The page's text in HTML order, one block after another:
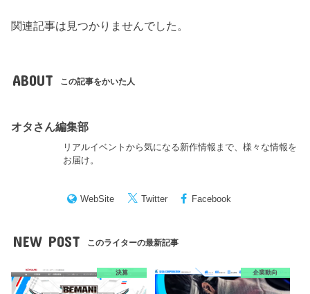
関連記事は見つかりませんでした。
ABOUT この記事をかいた人
オタさん編集部
リアルイベントから気になる新作情報まで、様々な情報を
お届け。
WebSite Twitter Facebook
NEW POST このライターの最新記事
決算 企業動向